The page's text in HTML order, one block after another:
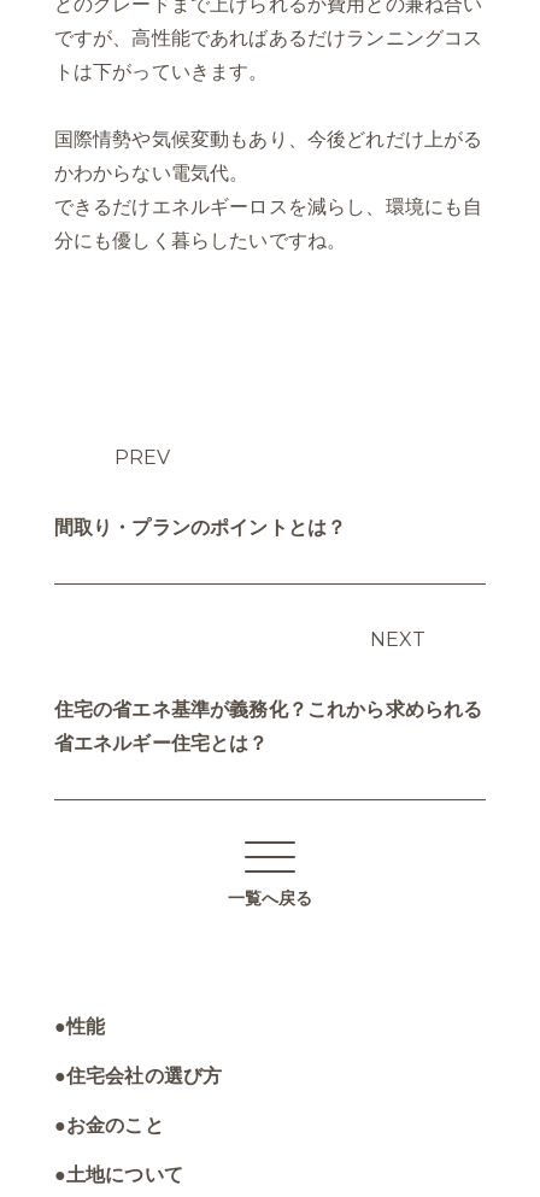
どのグレードまで上げられるか費用との兼ね合い
ですが、高性能であればあるだけランニングコス
トは下がっていきます。
国際情勢や気候変動もあり、今後どれだけ上がる
かわからない電気代。
できるだけエネルギーロスを減らし、環境にも自
分にも優しく暮らしたいですね。
PREV
間取り・プランのポイントとは？
NEXT
住宅の省エネ基準が義務化？これから求められる
省エネルギー住宅とは？
一覧へ戻る
性能
住宅会社の選び方
お金のこと
土地について